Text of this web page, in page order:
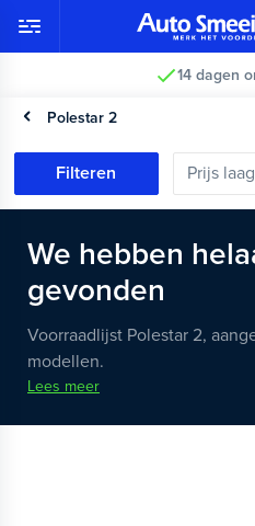
14 dagen
Polestar 2
Filteren
We hebben
gevonden
Voorraadlijst Polestar 2,
modellen.
Lees meer